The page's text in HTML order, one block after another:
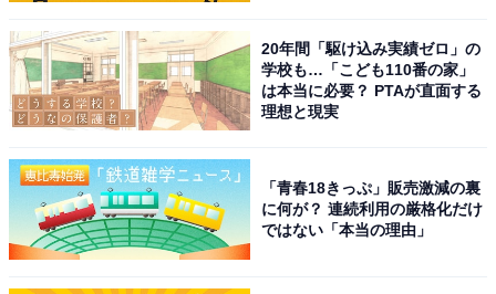
しかし、広告用語のサムネには別の意味もあります。ア
ートディレクターなどが、発想を視覚的に伝えるために
描くスケッチのこと。
デザインやCMなど広告物の打ち合わせで「この流れ
で、こういう感じで」という視覚的なイメージを伝える
20年間「駆け込み実績ゼロ」の
学校も…「こども110番の家」
は本当に必要？ PTAが直面する
理想と現実
「青春18きっぷ」販売激減の裏
に何が？ 連続利用の厳格化だけ
ではない「本当の理由」